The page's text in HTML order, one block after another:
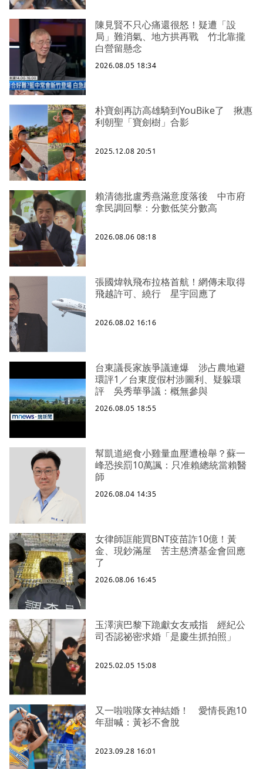
陳見賢不只心痛還很怒！疑遭「設
局」難消氣、地方拱再戰 竹北靠攏
白營留懸念
2026.08.05 18:34
朴寶劍再訪高雄騎到YouBike了 揪惠
利朝聖「寶劍樹」合影
2025.12.08 20:51
賴清德批盧秀燕滿意度落後 中市府
拿民調回擊：分數低笑分數高
2026.08.06 08:18
張國煒執飛布拉格首航！網傳未取得
飛越許可、繞行 星宇回應了
2026.08.02 16:16
台東議長家族爭議連爆 涉占農地避
環評1／台東度假村涉圖利、疑躲環
評 吳秀華爭議：概無參與
2026.08.05 18:55
幫凱道絕食小雞量血壓遭檢舉？蘇一
峰恐挨罰10萬諷：只准賴總統當賴醫
師
2026.08.04 14:35
女律師誆能買BNT疫苗詐10億！黃
金、現鈔滿屋 苦主慈濟基金會回應
了
2026.08.06 16:45
玉澤演巴黎下跪獻女友戒指 經紀公
司否認祕密求婚「是慶生抓拍照」
2025.02.05 15:08
又一啦啦隊女神結婚！ 愛情長跑10
年甜喊：黃衫不會脫
2023.09.28 16:01